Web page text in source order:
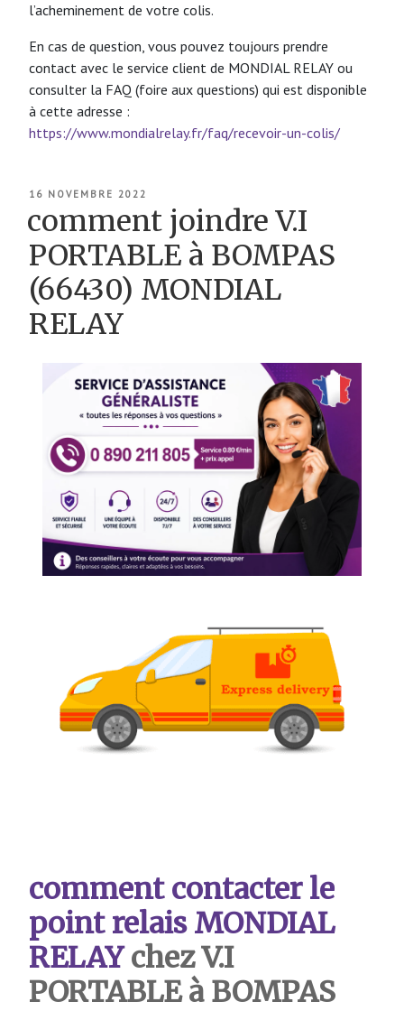
l’acheminement de votre colis.
En cas de question, vous pouvez toujours prendre
contact avec le service client de MONDIAL RELAY ou
consulter la FAQ (foire aux questions) qui est disponible
à cette adresse :
https://www.mondialrelay.fr/faq/recevoir-un-colis/
PUBLIÉ
16 NOVEMBRE 2022
comment joindre V.I
PORTABLE à BOMPAS
(66430) MONDIAL
RELAY
comment contacter le
point relais MONDIAL
RELAYchez V.I
PORTABLE à BOMPAS